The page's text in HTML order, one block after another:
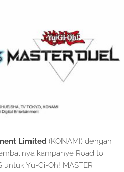
Limited (KONAMI) dengan
kampanye Road to
Yu-Gi-Oh! MASTER